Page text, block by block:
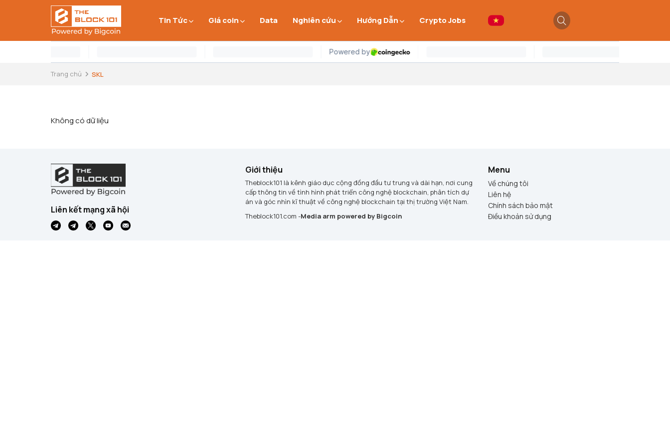
Tin Tức Giá coin Data Nghiên cứu Hướng Dẫn Crypto Jobs
Trang chủ SKL
Không có dữ liệu
Liên kết mạng xã hội
Giới thiệu
Theblock101 là kênh giáo dục cộng đồng đầu tư trung và dài hạn, nơi cung
cấp thông tin về tình hình phát triển công nghệ blockchain, phân tích dự
án và góc nhìn kĩ thuật về công nghệ blockchain tại thị trường Việt Nam.
Theblock101.com -Media arm powered by Bigcoin
Menu
Về chúng tôi
Liên hệ
Chính sách bảo mật
Điều khoản sử dụng